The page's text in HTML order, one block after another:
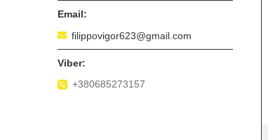
filippovigor623@gmail.com
+380685273157